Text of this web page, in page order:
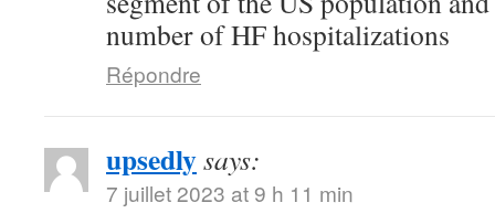
number of HF hospitalizations
Répondre
upsedlysays:
7 juillet 2023 at 9 h 11 min